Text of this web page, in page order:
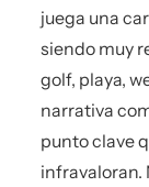
juega una
siendo muy
golf, playa,
narrativa
punto clave
infravaloran.